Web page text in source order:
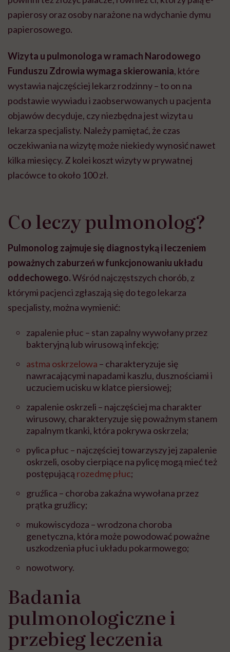
papierosy oraz osoby narażone na wdychanie dymu
papierosowego.
Wizyta u pulmonologa w ramach Narodowego
Funduszu Zdrowia wymaga skierowania, które
wystawia najczęściej lekarz rodzinny – to on na
podstawie wywiadu i zaobserwowanych u pacjenta
objawów decyduje, czy niezbędna jest wizyta u
lekarza specjalisty. Należy pamiętać, że czas
oczekiwania na wizytę może niekiedy wynosić nawet
kilka miesięcy. Z kolei koszt wizyty w prywatnej
placówce to około 100 zł.
Co leczy pulmonolog?
Pulmonolog zajmuje się diagnostyką i leczeniem
poważnych zaburzeń w funkcjonowaniu układu
oddechowego.Wśród najczęstszych chorób, z
którymi pacjenci zgłaszają się do tego lekarza
specjalisty, można wymienić:
zapalenie płuc – stan zapalny wywołany przez
bakteryjną lub wirusową infekcję;
astma oskrzelowa – charakteryzuje się
nawracającymi napadami kaszlu, dusznościami i
uczuciem ucisku w klatce piersiowej;
zapalenie oskrzeli – najczęściej ma charakter
wirusowy, charakteryzuje się poważnym stanem
zapalnym tkanki, która pokrywa oskrzela;
pylica płuc – najczęściej towarzyszy jej zapalenie
oskrzeli, osoby cierpiące na pylicę mogą mieć też
postępującą rozedmę płuc;
gruźlica – choroba zakaźna wywołana przez
prątka gruźlicy;
mukowiscydoza – wrodzona choroba
genetyczna, która może powodować poważne
uszkodzenia płuc i układu pokarmowego;
nowotwory.
Badania
pulmonologiczne i
przebieg leczenia